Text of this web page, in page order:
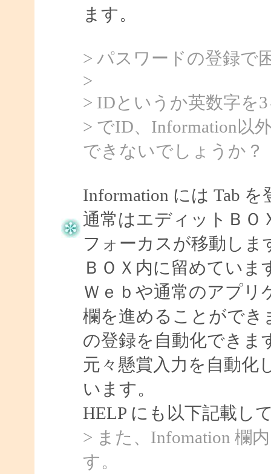
ます。
> パスワードの登録で
>
> IDというか英数字を
> でID、Information以
できないでしょうか？
Information には Tab
通常はエディットＢＯ
フォーカスが移動し
ＢＯＸ内に留めていま
Ｗｅｂや通常のアプリ
欄を進めることができ
の登録を自動化できま
元々懸賞入力を自動化
います。
HELP にも以下記載し
> また、Infomation 欄
す。